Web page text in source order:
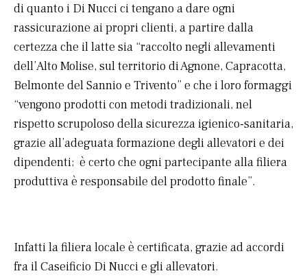
di quanto i Di Nucci ci tengano a dare ogni
rassicurazione ai propri clienti, a partire dalla
certezza che il latte sia “raccolto negli allevamenti
dell’Alto Molise, sul territorio di Agnone, Capracotta,
Belmonte del Sannio e Trivento” e che i loro formaggi
“vengono prodotti con metodi tradizionali, nel
rispetto scrupoloso della sicurezza igienico-sanitaria,
grazie all’adeguata formazione degli allevatori e dei
dipendenti; è certo che ogni partecipante alla filiera
produttiva è responsabile del prodotto finale”.
Infatti la filiera locale è certificata, grazie ad accordi
fra il Caseificio Di Nucci e gli allevatori.